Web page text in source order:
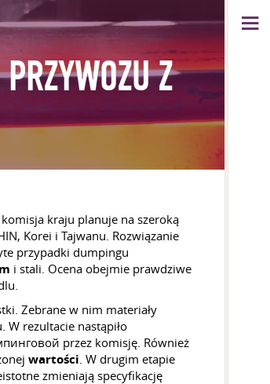
Z
kraju planuje na szeroką
Korei i Tajwanu. Rozwiązanie
przypadki dumpingu
i stali. Ocena obejmie prawdziwe
Zebrane w nim materiały
rezultacie nastąpiło
przez komisję. Również
wartości. W drugim etapie
zmieniają specyfikację